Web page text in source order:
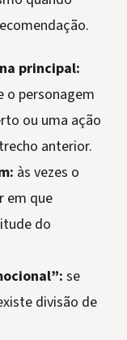
principal:
o personagem
ou uma ação
anterior.
às vezes o
em que
do
se
divisão de